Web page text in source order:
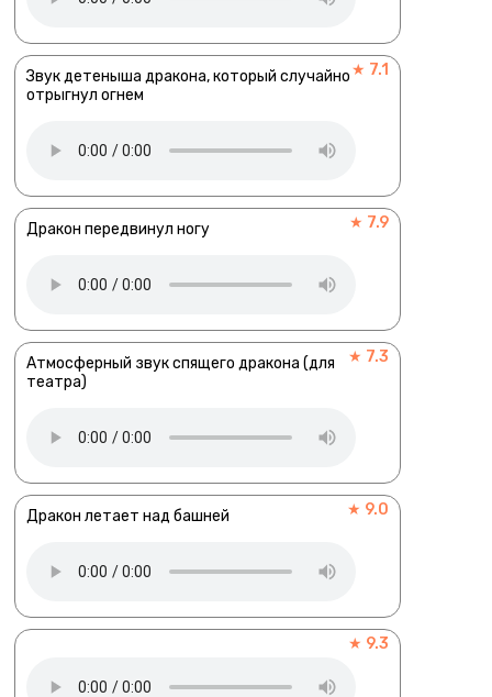
Звук детеныша дракона, который случайно
отрыгнул огнем
★ 7.1
Дракон передвинул ногу ★ 7.9
Атмосферный звук спящего дракона (для
театра)
★ 7.3
Дракон летает над башней ★ 9.0
★ 9.3